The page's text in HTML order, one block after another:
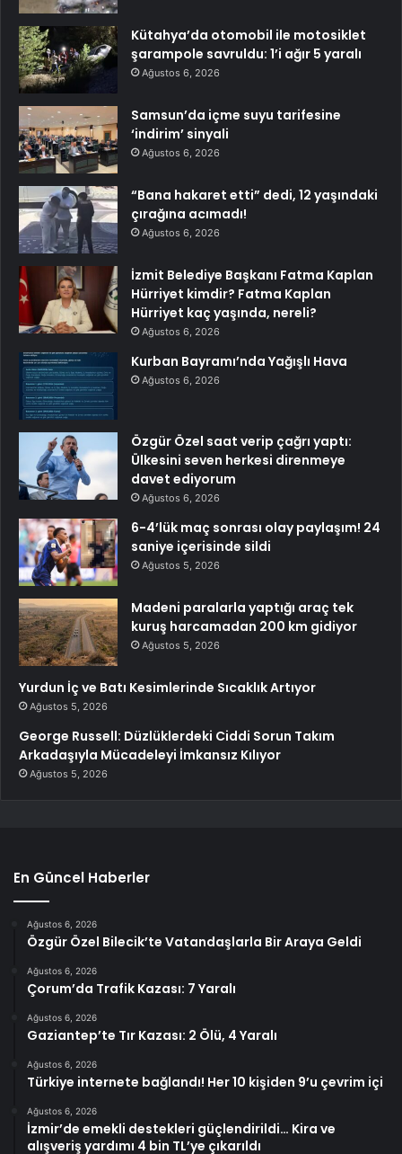
Kütahya’da otomobil ile motosiklet
şarampole savruldu: 1’i ağır 5 yaralı
Ağustos 6, 2026
Samsun’da içme suyu tarifesine
‘indirim’ sinyali
Ağustos 6, 2026
“Bana hakaret etti” dedi, 12 yaşındaki
çırağına acımadı!
Ağustos 6, 2026
İzmit Belediye Başkanı Fatma Kaplan
Hürriyet kimdir? Fatma Kaplan
Hürriyet kaç yaşında, nereli?
Ağustos 6, 2026
Kurban Bayramı’nda Yağışlı Hava
Ağustos 6, 2026
Özgür Özel saat verip çağrı yaptı:
Ülkesini seven herkesi direnmeye
davet ediyorum
Ağustos 6, 2026
6-4’lük maç sonrası olay paylaşım! 24
saniye içerisinde sildi
Ağustos 5, 2026
Madeni paralarla yaptığı araç tek
kuruş harcamadan 200 km gidiyor
Ağustos 5, 2026
Yurdun İç ve Batı Kesimlerinde Sıcaklık Artıyor
Ağustos 5, 2026
George Russell: Düzlüklerdeki Ciddi Sorun Takım
Arkadaşıyla Mücadeleyi İmkansız Kılıyor
Ağustos 5, 2026
En Güncel Haberler
Ağustos 6, 2026
Özgür Özel Bilecik’te Vatandaşlarla Bir Araya Geldi
Ağustos 6, 2026
Çorum’da Trafik Kazası: 7 Yaralı
Ağustos 6, 2026
Gaziantep’te Tır Kazası: 2 Ölü, 4 Yaralı
Ağustos 6, 2026
Türkiye internete bağlandı! Her 10 kişiden 9’u çevrim içi
Ağustos 6, 2026
İzmir’de emekli destekleri güçlendirildi… Kira ve
alışveriş yardımı 4 bin TL’ye çıkarıldı